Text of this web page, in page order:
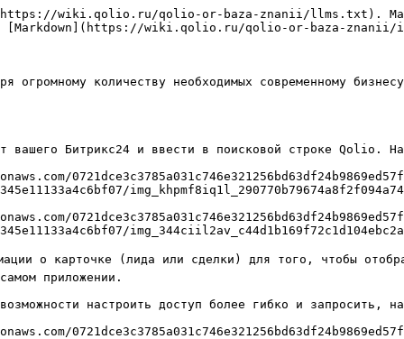
на другую вкладку.

\
❗️Важно. Когда синхронизация данных завершится, вам нужно будет отметить галочками пользователей, которых вы хотите видеть в Qolio. Обязательно выберите на этом шаге операторов/менеджеров, которые общаются с клиентами, чтобы Qolio cмог получать данные о коммуникациях по выбранным вами пользователям. Qolio автоматически перенесет выбранные вами аккаунты в вашу организацию, и вам не потребуется создавать их вручную.

![](https://fc-euc1-00-pics-bkt-00.s3.eu-central-1.amazonaws.com/0721dce3c3785a031c746e321256bd63df24b9869ed57f74c93416f4284e377c/f_faq-image/u_27963c26d01c313b4a2c286fd7865b33f176c47687009f3345e11133a4c6bf07/img_puktpsal2p_c88e25f65de5b23f2eb173b9a3b86199db025b255f5570a2d499419a13fe8ba1.jpeg)

На финальном шаге вам нужно будет выбрать временной диапазон для синхронизации данных. Это даты, за которые вы хотите получить коммуникации в Qolio. Например, при выборе "три дня" в Qolio будут перенесены коммуникации по выбранным вами операторам за последние три дня.

![](https://fc-euc1-00-pics-bkt-00.s3.eu-central-1.amazonaws.com/0721dce3c3785a031c746e321256bd63df24b9869ed57f74c93416f4284e377c/f_faq-image/u_27963c26d01c313b4a2c286fd7865b33f176c47687009f3345e11133a4c6bf07/img_q0digeaeuf_0e6f3768547f256ace3667faa12949c2542eac088f902b8c40dc211499824519.png)

После завершения синхронизации, вы попадете в ваш кабинет Qolio. Готово! 🎉

#### Синхронизация данных и добавление пользователей через Qolio

Если вы хотите добавить еще пользователей,  перейдите в личный кабинет на вкладку Интеграции  и перейдите в только что созданную вами интеграцию.  С помощью поиска найдите нужных сотрудников и отметьте их галочками, после чего нажмите на кнопку Сохранить. Готово, вы добавили пользователей!

![](https://fc-euc1-00-pics-bkt-00.s3.eu-central-1.amazonaws.com/0721dce3c3785a031c746e321256bd63df24b9869ed57f74c93416f4284e377c/f_faq-image/u_27963c26d01c313b4a2c286fd7865b33f176c47687009f3345e11133a4c6bf07/img_k1rq15a450_44484e1f447f5100db29f6c22809463eb3f6f2e707372d64d225e45e7dcfc196.png)

![](https://fc-euc1-00-pics-bkt-00.s3.eu-central-1.amazonaws.com/0721dce3c3785a031c746e321256bd63df24b9869ed57f74c93416f4284e377c/f_faq-image/u_27963c26d01c313b4a2c286fd7865b33f176c47687009f3345e11133a4c6bf07/img_qr1bqrosm0_e70da3184995c38d491d9b9840ee1698a2ef2df9a84fc05377a6e251bb3a64bf.png)

Если вам необходимо синхронизировать данные за интервал больший, чем вы выбрали при регистрации, оставайтесь на этой странице, выберите необходимый промежуток времени и нажмите на кнопку "Синхронизировать".&#x20;

<br>

💡 Таким же образом вы сможете добавлять новых сотрудников, которых вы добавили в свой Битрикс24. Для того, чтобы новый сотрудник отобразился в данном списке, запустите синхронизацию за три дня, чтобы обновить информацию об аккаунтах в Qolio.

![](https://fc-euc1-00-pics-bkt-00.s3.eu-central-1.amazonaws.com/0721dce3c3785a031c746e321256bd63df24b9869ed57f74c93416f4284e377c/f_faq-image/u_27963c26d01c313b4a2c286fd7865b33f176c47687009f3345e11133a4c6bf07/img_its1kccfnh_1912c030b49b8f1c880611ac0a72b03f953b03465e4e8d1aa294b85b907242e5.png)

💡 Чем больше выбранный период, тем больше времени